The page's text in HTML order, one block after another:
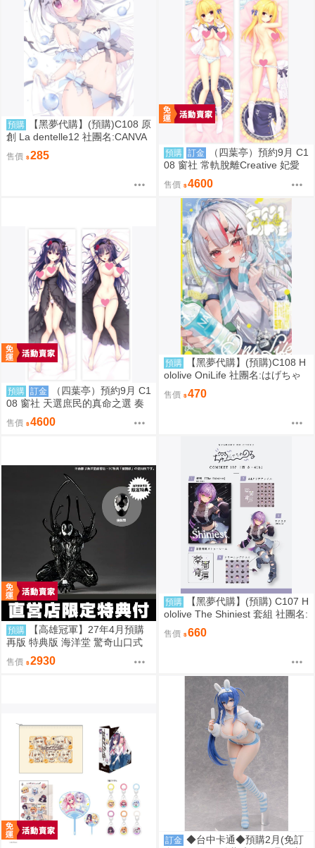
預購
【黑夢代購】(預購)C108 原
創 La dentelle12 社團名:CANVA
S+GARDEN 繪師:宮坂みゆ
售價 285 預購 訂金
（四葉亭）預約9月 C1
08 窗社 常軌脫離Creative 妃愛
抱枕套 0814
售價 4600
預購 訂金
（四葉亭）預約9月 C1
08 窗社 天選庶民的真命之選 奏
命 抱枕套 0814
售價 4600
預購
【黑夢代購】(預購)C108 H
ololive OniLife 社團名:はげちゃ
った 繪師: HAGE
售價 470
預購
【高雄冠軍】27年4月預購
再版 特典版 海洋堂 驚奇山口式
黑色戰衣蜘蛛人 共生體蜘蛛人 免
訂金0928
售價 2930
預購
【黑夢代購】(預購) C107 H
ololive The Shiniest 套組 社團名:
にゃろめのちゅーる 繪師:にゃろ
め
售價 660
訂金 ◆台中卡通◆預購2月(免訂